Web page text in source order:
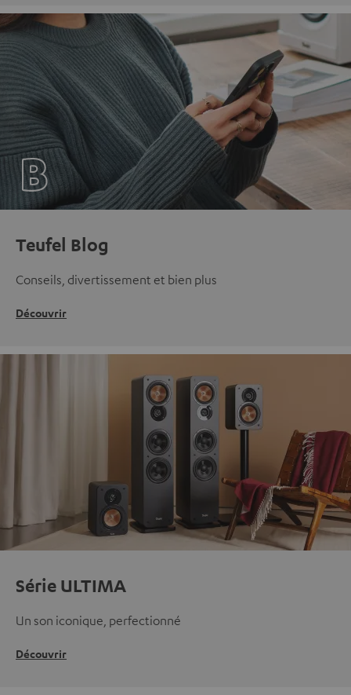
Teufel Blog
Conseils, divertissement et bien plus
Découvrir
Série ULTIMA
Un son iconique, perfectionné
Découvrir